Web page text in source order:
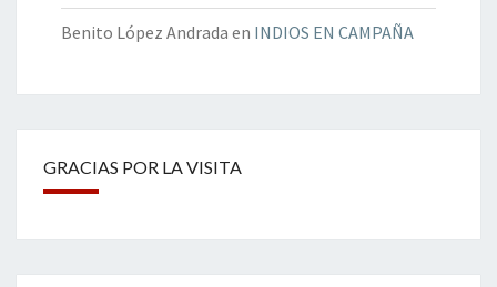
Benito López Andrada en INDIOS EN CAMPAÑA
GRACIAS POR LA VISITA